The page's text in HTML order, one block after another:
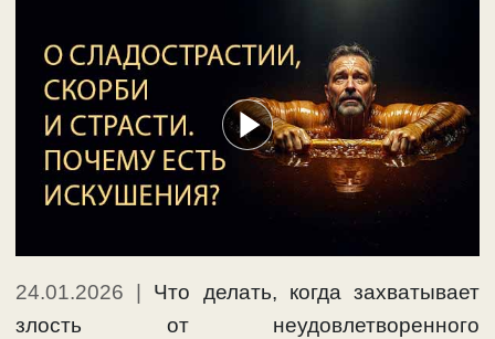
24.01.2026
Что делать, когда захватывает
злость от неудовлетворенного